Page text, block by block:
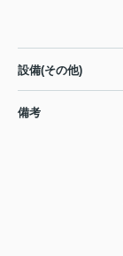
設備(その他)
備考